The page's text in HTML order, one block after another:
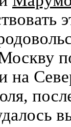
на